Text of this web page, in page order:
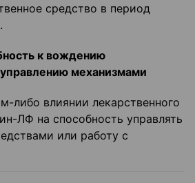
средство в период
к вождению
механизмами
либо влиянии лекарственного
ЛФ на способность управлять
или работу с